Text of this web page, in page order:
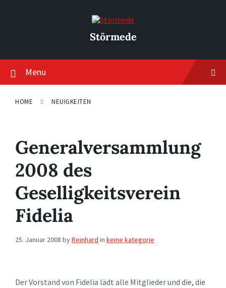
Störmede
Menu
HOME NEUIGKEITEN
Generalversammlung
2008 des
Geselligkeitsverein
Fidelia
25. Januar 2008 byReinhard in keine kategorie
Der Vorstand von Fidelia lädt alle Mitglieder und die, die